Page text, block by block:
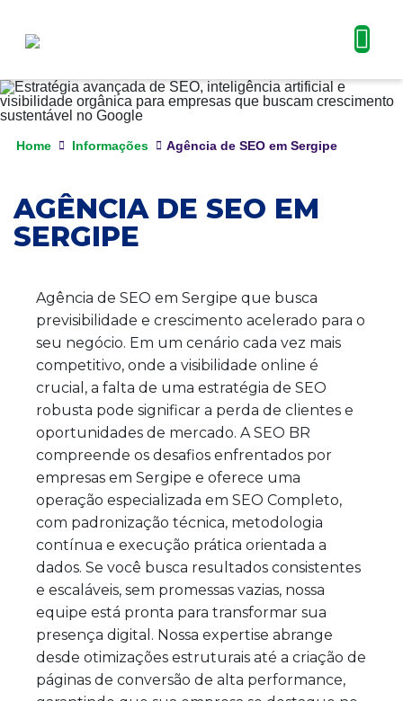
Home Informações Agência de SEO em Sergipe
AGÊNCIA DE SEO EM
SERGIPE
Agência de SEO em Sergipe que busca
previsibilidade e crescimento acelerado para o
seu negócio. Em um cenário cada vez mais
competitivo, onde a visibilidade online é
crucial, a falta de uma estratégia de SEO
robusta pode significar a perda de clientes e
oportunidades de mercado. A SEO BR
compreende os desafios enfrentados por
empresas em Sergipe e oferece uma
operação especializada em SEO Completo,
com padronização técnica, metodologia
contínua e execução prática orientada a
dados. Se você busca resultados consistentes
e escaláveis, sem promessas vazias, nossa
equipe está pronta para transformar sua
presença digital. Nossa expertise abrange
desde otimizações estruturais até a criação de
páginas de conversão de alta performance,